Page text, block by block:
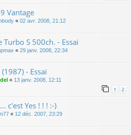
Vantage
« 02 avr. 2008, 21:12
Turbo S 500ch. - Essai
« 29 janv. 2008, 22:34
- Essai
« 13 janv. 2008, 12:11
1 2
c'est Yes ! ! ! :-)
« 12 déc. 2007, 23:29